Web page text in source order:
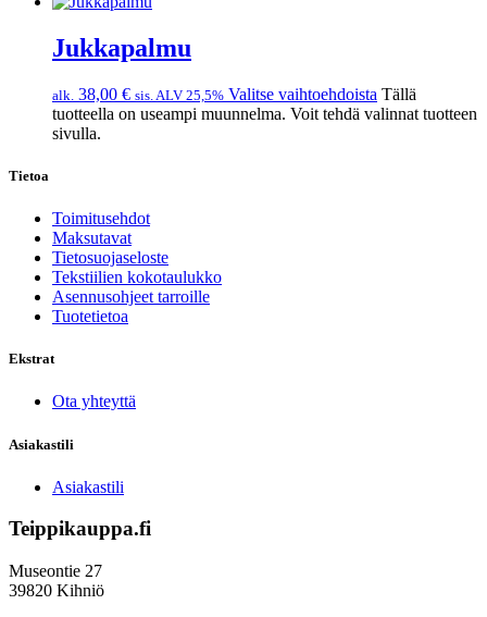
Jukkapalmu
alk. 38,00 € sis. ALV 25,5% Valitse vaihtoehdoista Tällä
tuotteella on useampi muunnelma. Voit tehdä valinnat tuotteen
sivulla.
Tietoa
Toimitusehdot
Maksutavat
Tietosuojaseloste
Tekstiilien kokotaulukko
Asennusohjeet tarroille
Tuotetietoa
Ekstrat
Ota yhteyttä
Asiakastili
Asiakastili
Teippikauppa.fi
Museontie 27
39820 Kihniö